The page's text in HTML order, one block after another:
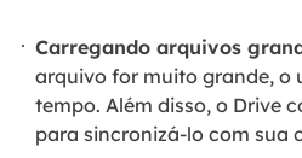
Carregando arquivos
arquivo for muito grande, o
tempo. Além disso, o Drive
para sincronizá-lo com sua